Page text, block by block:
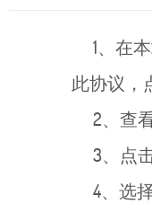
1、在
此协议，
2、查
3、点
4、选